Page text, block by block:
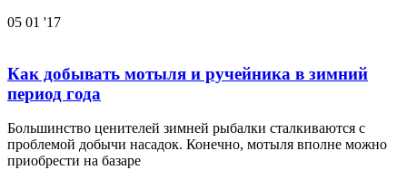
05 01 '17
Как добывать мотыля и ручейника в зимний
период года
Большинство ценителей зимней рыбалки сталкиваются с
проблемой добычи насадок. Конечно, мотыля вполне можно
приобрести на базаре